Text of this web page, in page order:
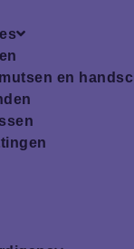
en